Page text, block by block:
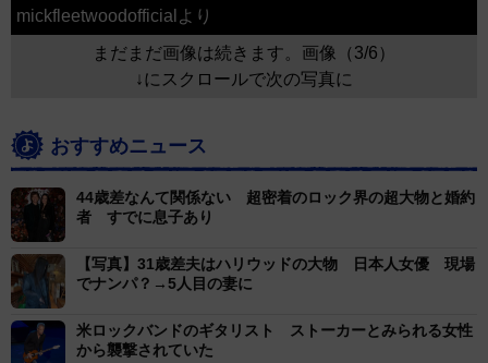
mickfleetwoodofficialより
まだまだ画像は続きます。画像（3/6）
↓にスクロールで次の写真に
おすすめニュース
44歳差なんて関係ない 超密着のロック界の超大物と婚約
者 すでに息子あり
【写真】31歳差夫はハリウッドの大物 日本人女優 現場
でナンパ？→5人目の妻に
米ロックバンドのギタリスト ストーカーとみられる女性
から襲撃されていた